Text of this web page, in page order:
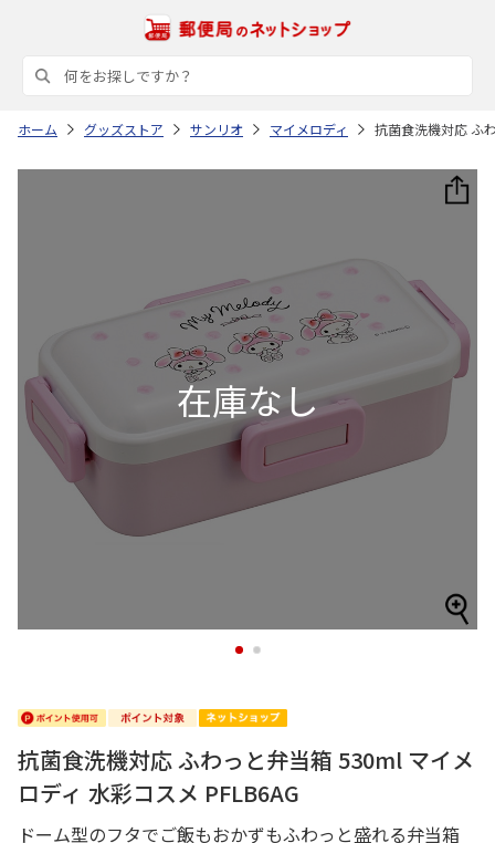
ホーム グッズストア サンリオ マイメロディ 抗菌食洗機対応 ふ
1 2
抗菌食洗機対応 ふわっと弁当箱 530ml マイメ
ロディ 水彩コスメ PFLB6AG
ドーム型のフタでご飯もおかずもふわっと盛れる弁当箱